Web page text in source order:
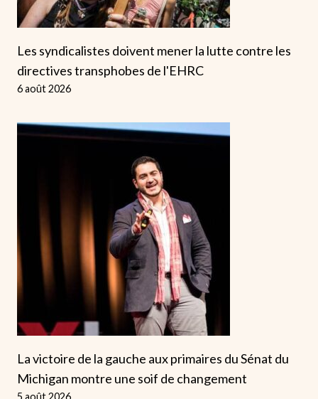
Les syndicalistes doivent mener la lutte contre les
directives transphobes de l'EHRC
6 août 2026
La victoire de la gauche aux primaires du Sénat du
Michigan montre une soif de changement
5 août 2026